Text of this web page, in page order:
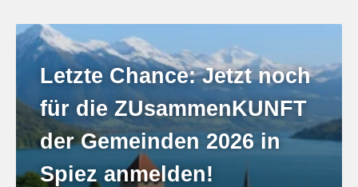
Letzte Chance: Jetzt noch
für die ZUsammenKUNFT
der Gemeinden 2026 in
Spiez anmelden!